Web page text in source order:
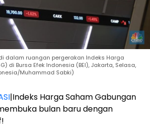
dalam ruangan pergerakan Indeks Harga
di Bursa Efek Indonesia (BEI), Jakarta, Selasa,
Muhammad Sabki)
|Indeks Harga Saham Gabungan
bulan baru dengan